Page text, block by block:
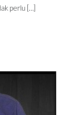
perlu […]